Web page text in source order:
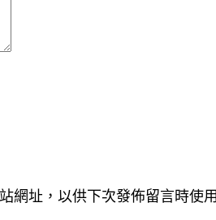
網址，以供下次發佈留言時使